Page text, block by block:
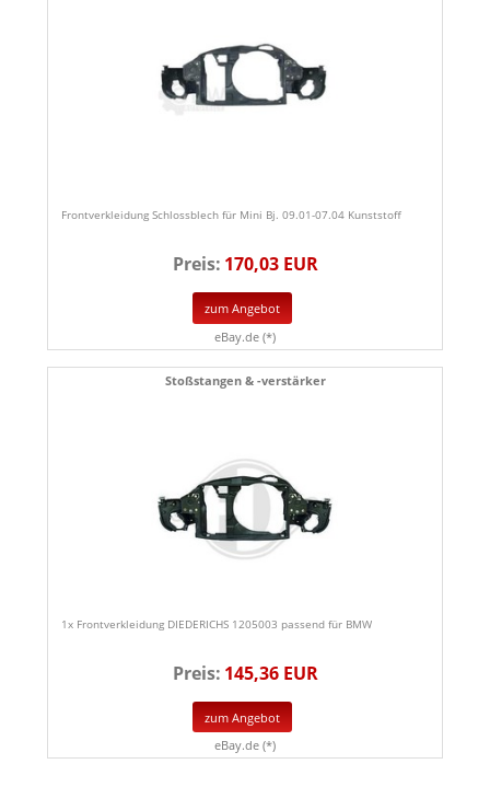
Frontverkleidung Schlossblech für Mini Bj. 09.01-07.04 Kunststoff
Preis: 170,03 EUR
zum Angebot
eBay.de (*)
Stoßstangen & -verstärker
1x Frontverkleidung DIEDERICHS 1205003 passend für BMW
Preis: 145,36 EUR
zum Angebot
eBay.de (*)